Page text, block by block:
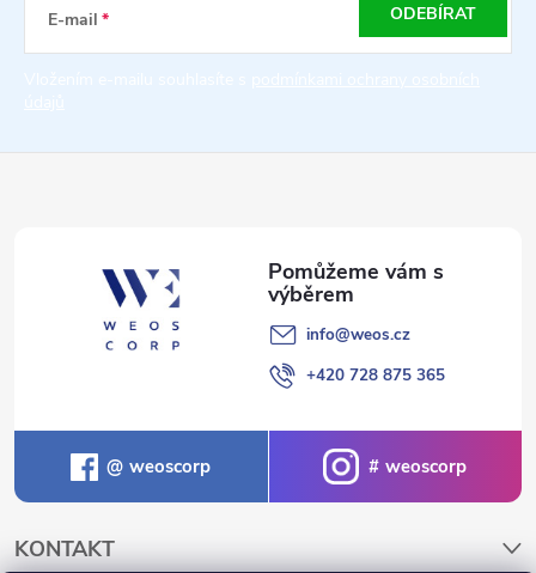
í
E-mail ODEBÍRAT
info@weos.cz
+420 728 875 365
weoscorp weoscorp
KONTAKT